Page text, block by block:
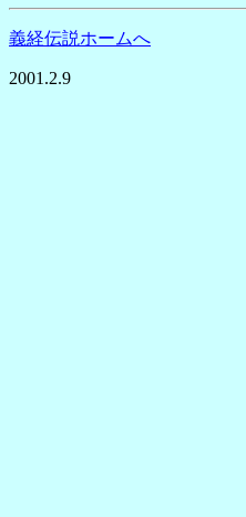
義経伝説ホームへ
2001.2.9